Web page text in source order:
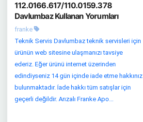
112.0166.617/110.0159.378
Davlumbaz Kullanan Yorumları
franke
Teknik Servis Davlumbaz teknik servisleri için
ürünün web sitesine ulaşmanızı tavsiye
ederiz. Eğer ürünü internet üzerinden
edindiyseniz 14 gün içinde iade etme hakkınız
bulunmaktadır. İade hakkı tüm satışlar için
geçerli değildir. Arızalı Franke Apo...